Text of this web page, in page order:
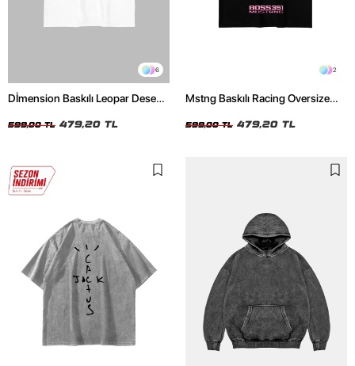
6
Dİmension Baskılı Leopar Desenli
Tshirt
599,00 TL 479,20 TL
2
Mstng Baskılı Racing Oversize
599,00 TL 479,20 TL